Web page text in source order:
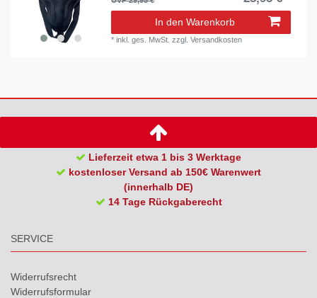
In den Warenkorb
*inkl. ges. MwSt. zzgl.Versandkosten
Lieferzeit etwa 1 bis 3 Werktage
kostenloser Versand ab 150€ Warenwert
(innerhalb DE)
14 Tage Rückgaberecht
SERVICE
Widerrufs­recht
Widerrufs­formular